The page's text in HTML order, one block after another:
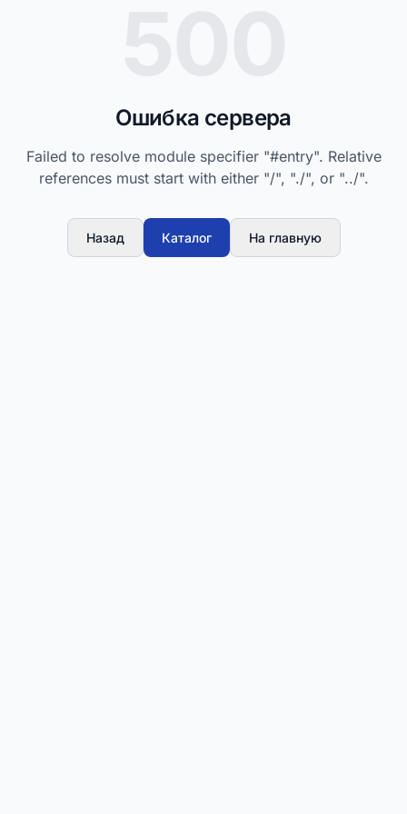
Ошибка сервера
Failed to resolve module specifier "#entry". Relative
references must start with either "/", "./", or "../".
Назад Каталог На главную